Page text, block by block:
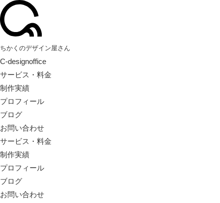
ちかくのデザイン屋さん
C-designoffice
サービス・料金
制作実績
プロフィール
ブログ
お問い合わせ
サービス・料金
制作実績
プロフィール
ブログ
お問い合わせ